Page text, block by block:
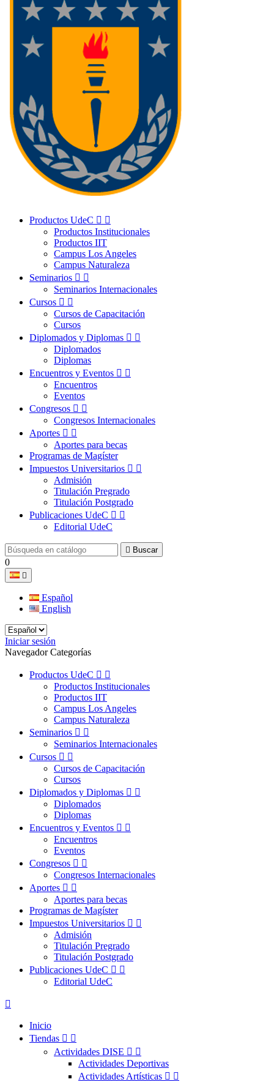
Productos UdeC  
Productos Institucionales
Productos IIT
Campus Los Angeles
Campus Naturaleza
Seminarios  
Seminarios Internacionales
Cursos  
Cursos de Capacitación
Cursos
Diplomados y Diplomas  
Diplomados
Diplomas
Encuentros y Eventos  
Encuentros
Eventos
Congresos  
Congresos Internacionales
Aportes  
Aportes para becas
Programas de Magíster
Impuestos Universitarios  
Admisión
Titulación Pregrado
Titulación Postgrado
Publicaciones UdeC  
Editorial UdeC
 Buscar
0

Español
English
Iniciar sesión
Navegador Categorías
Productos UdeC  
Productos Institucionales
Productos IIT
Campus Los Angeles
Campus Naturaleza
Seminarios  
Seminarios Internacionales
Cursos  
Cursos de Capacitación
Cursos
Diplomados y Diplomas  
Diplomados
Diplomas
Encuentros y Eventos  
Encuentros
Eventos
Congresos  
Congresos Internacionales
Aportes  
Aportes para becas
Programas de Magíster
Impuestos Universitarios  
Admisión
Titulación Pregrado
Titulación Postgrado
Publicaciones UdeC  
Editorial UdeC

Inicio
Tiendas  
Actividades DISE  
Actividades Deportivas
Actividades Artísticas  